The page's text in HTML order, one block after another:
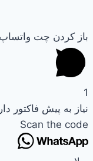
باز کردن چت واتساپ
1
نیاز به پیش فاکتور
Scan the code